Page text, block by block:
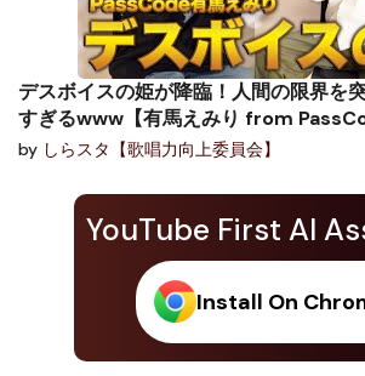
YouTube First AI
Install On
デスボイスの姫が降臨！人間の限界を
すぎるwww【有馬えみり from
by しらスタ【歌唱力向上委員会】